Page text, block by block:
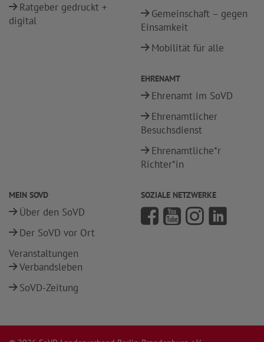
Ratgeber gedruckt +
digital
Gemeinschaft – gegen
Einsamkeit
Mobilität für alle
EHRENAMT
Ehrenamt im SoVD
Ehrenamtlicher
Besuchsdienst
Ehrenamtliche*r
Richter*in
MEIN SOVD
Über den SoVD
Der SoVD vor Ort
Veranstaltungen
Verbandsleben
SoVD-Zeitung
SOZIALE NETZWERKE